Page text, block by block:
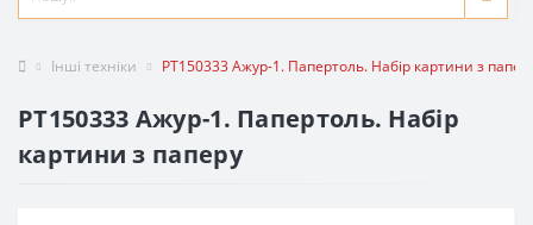
Інші техніки РТ150333 Ажур-1. Папертоль. Набір картини з
РТ150333 Ажур-1. Папертоль. Набір
картини з паперу